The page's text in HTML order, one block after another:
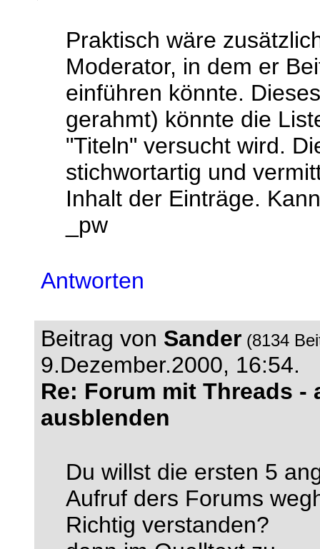
Praktisch wäre
Moderator, in dem er
einführen könnte.
gerahmt) könnte die
"Titeln" versucht wird.
stichwortartig und
Inhalt der Einträge.
_pw
Antworten
Beitrag von Sander (8134
9.Dezember.2000, 16:54.
Re: Forum mit Threads -
ausblenden
Du willst die ersten 5
Aufruf ders Forums
Richtig verstanden?